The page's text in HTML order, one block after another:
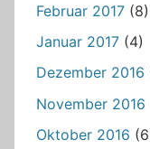
Februar 2017 (8)
Januar 2017 (4)
Dezember 2016
November 2016
Oktober 2016